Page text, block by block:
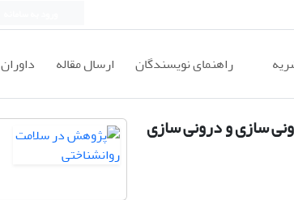
راهنمای نویسندگان ارسال مقاله داوران
سازی و درونی سازی